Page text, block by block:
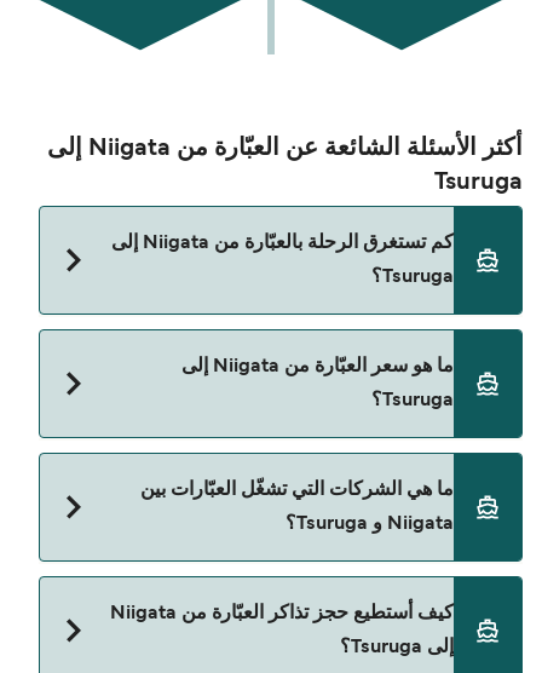
أكثر الأسئلة الشائعة عن العبّارة من Niigata إلى
Tsuruga
كم تستغرق الرحلة بالعبّارة من Niigata إلى
Tsuruga؟
ساعات. مدة الإبحار ممكن تختلف حسب الموسم
والشركة، لذلك ننصحك بمراجعة الأوقات المباشرة
باستخدام Direct Ferries Deal Finder.
ما هو سعر العبّارة من Niigata إلى
Tsuruga؟
الموسم. متوسط سعر الرحلة هو 688٫51 ر.ق.‏SAR. السعر
لا يشمل رسوم الحجز.
ما هي الشركات التي تشغّل العبّارات بين
Niigata و Tsuruga؟
Niigata إلى Tsuruga.
كيف أستطيع حجز تذاكر العبّارة من Niigata
إلى Tsuruga؟